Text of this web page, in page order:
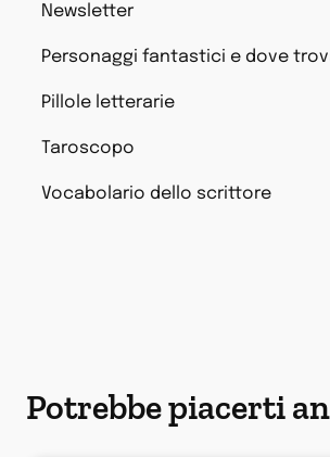
Newsletter
Personaggi fantastici e dove
Pillole letterarie
Taroscopo
Vocabolario dello scrittore
Potrebbe piacerti